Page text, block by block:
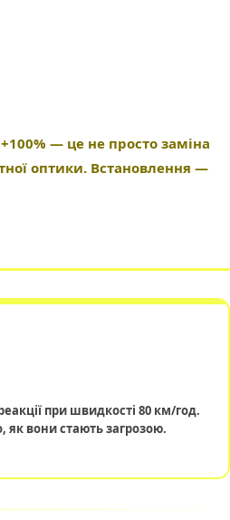
— це не просто заміна
оптики. Встановлення —
при швидкості 80 км/год.
як вони стають загрозою.